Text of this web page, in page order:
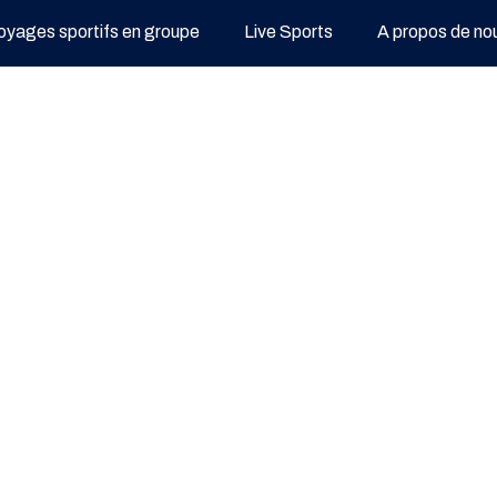
sportifs en groupe Live Sports A propos de